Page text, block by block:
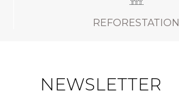
REFORESTATION
NEWSLETTER